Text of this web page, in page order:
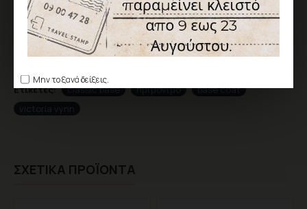
Μην το ξανά δείξεις.
Ετικέτες: classic base ημιμόνιμο
base coat
victoria vynn
ΣΧΕΤΙΚΆ ΠΡΟΪΌΝΤΑ